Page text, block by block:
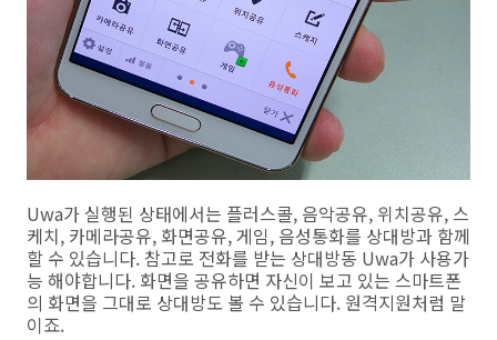
Uwa가 실행된 상태에서는 플러스콜, 음악공유, 위치공유, 스
케치, 카메라공유, 화면공유, 게임, 음성통화를 상대방과 함께
할 수 있습니다. 참고로 전화를 받는 상대방동 Uwa가 사용가
능 해야합니다. 화면을 공유하면 자신이 보고 있는 스마트폰
의 화면을 그대로 상대방도 볼 수 있습니다. 원격지원처럼 말
이죠.